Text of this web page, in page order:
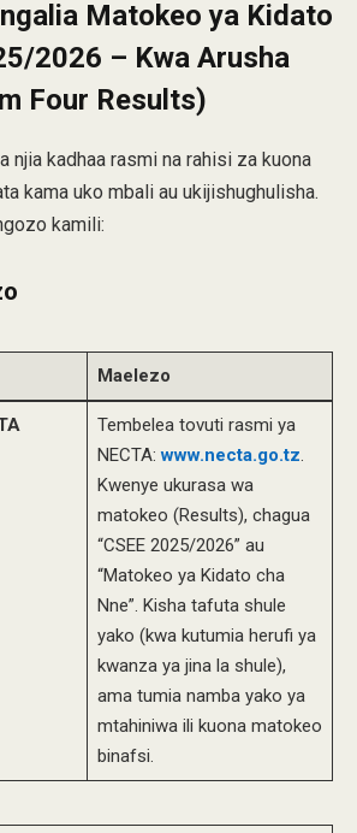
Matokeo ya Kidato
2026 – Kwa Arusha
Four Results)
njia kadhaa rasmi na rahisi za kuona
kama uko mbali au ukijishughulisha.
kamili:
Maelezo
Tembelea tovuti rasmi ya
NECTA:www.necta.go.tz.
Kwenye ukurasa wa
matokeo (Results), chagua
“CSEE 2025/2026” au
“Matokeo ya Kidato cha
Nne”. Kisha tafuta shule
yako (kwa kutumia herufi ya
kwanza ya jina la shule),
ama tumia namba yako ya
mtahiniwa ili kuona matokeo
binafsi.